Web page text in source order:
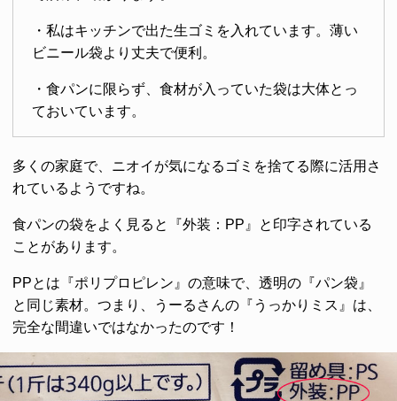
・私はキッチンで出た生ゴミを入れています。薄い
ビニール袋より丈夫で便利。
・食パンに限らず、食材が入っていた袋は大体とっ
ておいています。
多くの家庭で、ニオイが気になるゴミを捨てる際に活用さ
れているようですね。
食パンの袋をよく見ると『外装：PP』と印字されている
ことがあります。
PPとは『ポリプロピレン』の意味で、透明の『パン袋』
と同じ素材。つまり、うーるさんの『うっかりミス』は、
完全な間違いではなかったのです！